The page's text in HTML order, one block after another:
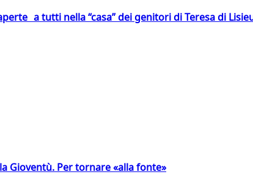
a tutti nella “casa” dei genitori di Teresa di
Gioventù. Per tornare «alla fonte»